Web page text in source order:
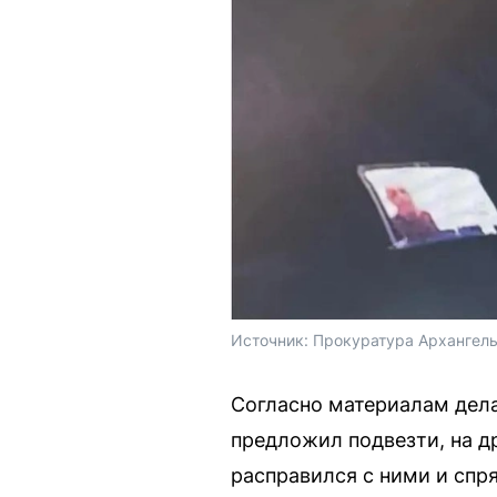
Источник: Прокуратура
Согласно материалам
предложил подвезти, на
расправился с ними и